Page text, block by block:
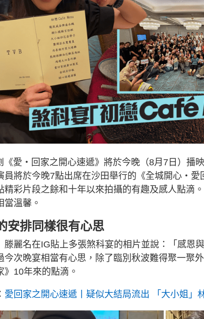
《愛‧回家之開心速遞》將於今晚（8月7日）播
員將於今晚7點出席在沙田舉行的《全城開心‧
精彩片段之餘和十年以來拍攝的有趣及感人點滴
當溫馨。
安排同樣很有心思
滕麗名在IG貼上多張煞科宴的相片並說：「感恩
今次晩宴相當有心思，除了臨別秋波難得聚一聚
》10年來的點滴。
愛回家之開心速遞丨疑似大結局流出 「大小姐」